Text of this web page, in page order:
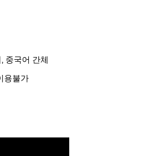
중국어 간체
용불가